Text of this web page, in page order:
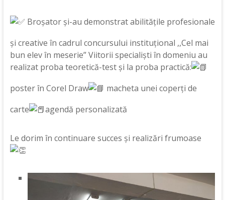
Broșator și-au demonstrat abilitățile profesionale
și creative în cadrul concursului instituțional ,,Cel mai
bun elev în meserie” Viitorii specialiști în domeniu au
realizat proba teoretică-test și la proba practică:
poster în Corel Draw
macheta unei coperți de
carte
agendă personalizată
Le dorim în continuare succes și realizări frumoase